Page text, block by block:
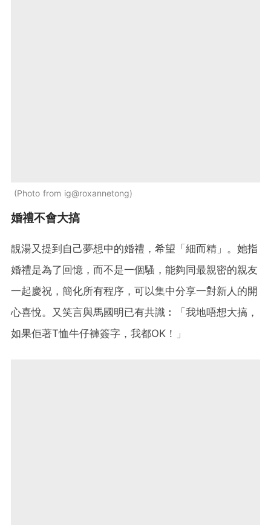
Photo from ig@roxannetong
婚禮不會大搞
靚湯又提到自己夢想中的婚禮，希望「細而精」。她指
婚禮是為了回憶，而不是一個騷，能夠同最親密的親友
一起慶祝，簡化所有程序，可以集中分享一對新人的開
心喜悅。又笑言與馬國明已有共識︰「我地唔想大搞，
如果佢著T恤牛仔褲簽字，我都OK！」